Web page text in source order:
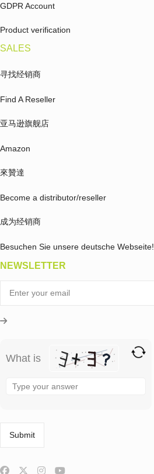
GDPR Account
Product verification
SALES
寻找经销商
Find A Reseller
亚马逊旗舰店
Amazon
來贊達
Become a distributor/reseller
成为经销商
Besuchen Sie unsere deutsche Webseite!
NEWSLETTER
What is
the
the